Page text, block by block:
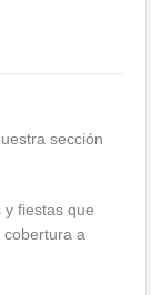
sección
fiestas que
a